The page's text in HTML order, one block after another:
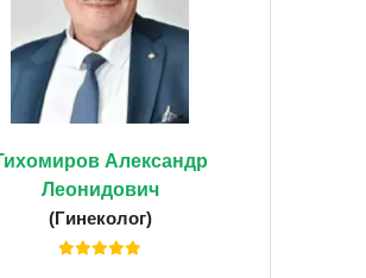
Александр
Леонидович
(Гинеколог)